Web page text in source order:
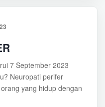
7 September 2023
Neuropati perifer
yang hidup dengan